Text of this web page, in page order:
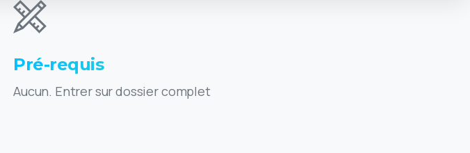
Pré-requis
Aucun. Entrer sur dossier complet